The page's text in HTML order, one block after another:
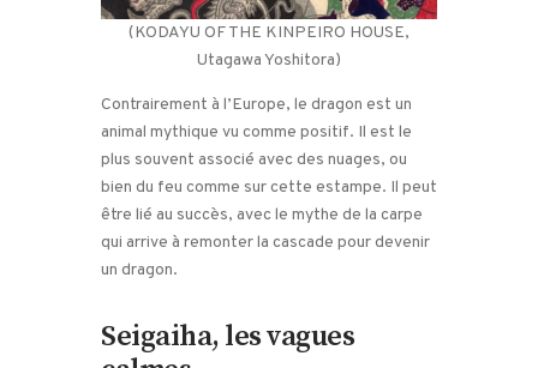
(KODAYU OF THE KINPEIRO HOUSE,
Utagawa Yoshitora)
Contrairement à l’Europe, le dragon est un
animal mythique vu comme positif. Il est le
plus souvent associé avec des nuages, ou
bien du feu comme sur cette estampe. Il peut
être lié au succès, avec le mythe de la carpe
qui arrive à remonter la cascade pour devenir
un dragon.
Seigaiha, les vagues